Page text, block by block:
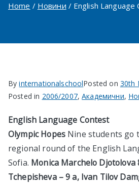
и |
в
Home Новини English Language
ByinternationalschoolPosted on 30th
Posted in 2006/2007,Академични,
English Language Contest
Olympic Hopes Nine students go
regional round of the English
Sofia. Monica Marchelo Djotolova
Tchepisheva – 9 а, Ivan Tilov